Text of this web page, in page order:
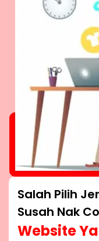
Salah Pilih
Susah Nak
Website